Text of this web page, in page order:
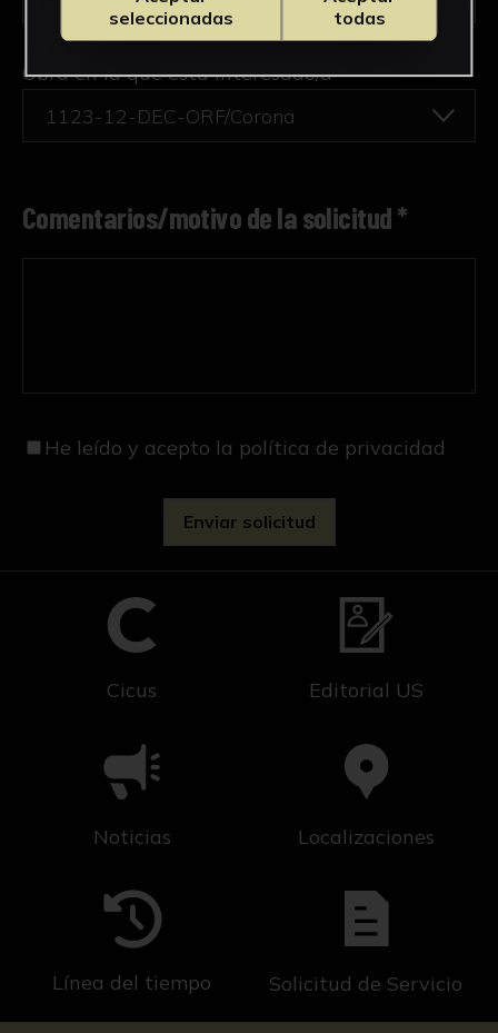
Obra en la que está interesado/a*
1123-12-DEC-ORF/Corona
Comentarios/motivo de la solicitud *
He leído y acepto la política de privacidad
Cicus Editorial US
Noticias Localizaciones
Línea del tiempo Solicitud de Servicio
seleccionadas
todas